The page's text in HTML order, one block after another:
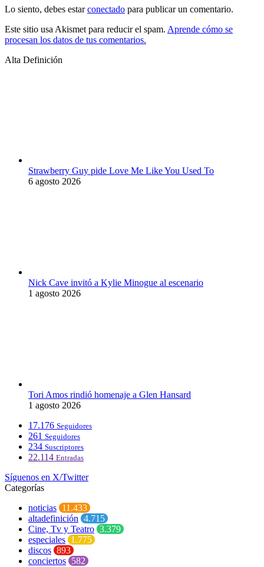
Lo siento, debes estarconectado para publicar un comentario.
Este sitio usa Akismet para reducir el spam. Aprende cómo se
procesan los datos de tus comentarios.
Alta Definición
Strawberry Guy pide Love Me Like You Used To
6 agosto 2026
Nick Cave invitó a Kylie Minogue al escenario
1 agosto 2026
Tori Amos rindió homenaje a Glen Hansard
1 agosto 2026
17.176 Seguidores
261 Seguidores
234 Suscriptores
22.114 Entradas
Síguenos en X/Twitter
Categorías
noticias 11.433
altadefinición 4.715
Cine, Tv y Teatro 3.379
especiales 1.775
discos 893
conciertos 582